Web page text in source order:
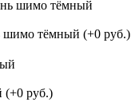
шимо тёмный (+0 руб.)
(+0 руб.)